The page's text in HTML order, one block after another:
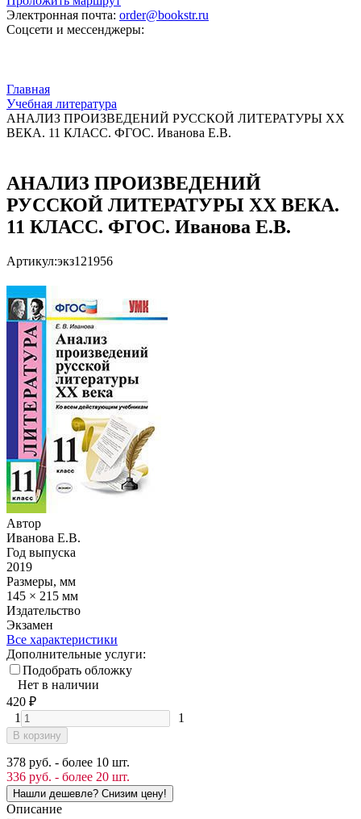
Электронная почта: order@bookstr.ru
Соцсети и мессенджеры:
Главная
Учебная литература
АНАЛИЗ ПРОИЗВЕДЕНИЙ РУССКОЙ ЛИТЕРАТУРЫ XX
ВЕКА. 11 КЛАСС. ФГОС. Иванова Е.В.
АНАЛИЗ ПРОИЗВЕДЕНИЙ
РУССКОЙ ЛИТЕРАТУРЫ XX ВЕКА.
11 КЛАСС. ФГОС. Иванова Е.В.
Артикул:экз121956
Автор
Иванова Е.В.
Год выпуска
2019
Размеры, мм
145 × 215 мм
Издательство
Экзамен
Все характеристики
Дополнительные услуги:
Подобрать обложку
Нет в наличии
420 ₽
1
1
В корзину
378 руб. - более 10 шт.
336 руб. - более 20 шт.
Описание